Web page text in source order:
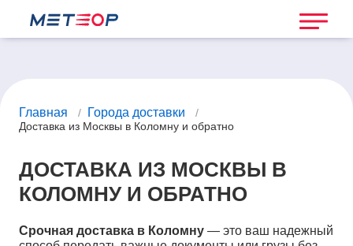
Главная / Города доставки
/
Доставка из Москвы в Коломну и обратно
ДОСТАВКА ИЗ МОСКВЫ В
КОЛОМНУ И ОБРАТНО
Срочная доставка в Коломну — это ваш надежный